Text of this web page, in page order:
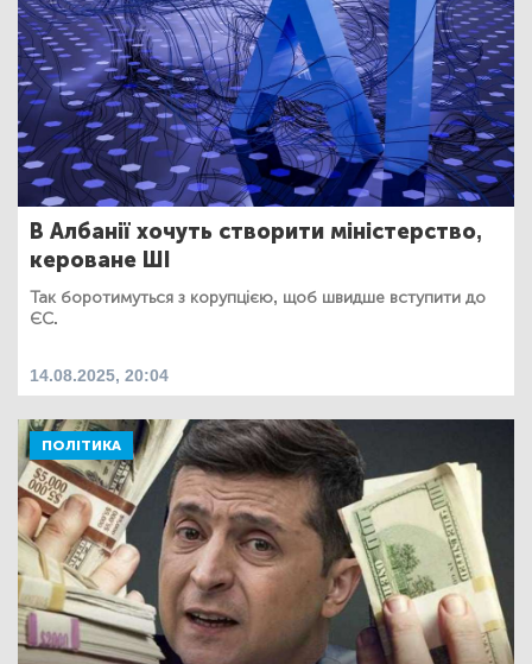
В Албанії хочуть створити міністерство,
кероване ШІ
Так боротимуться з корупцією, щоб швидше вступити до
ЄС.
14.08.2025, 20:04
ПОЛІТИКА